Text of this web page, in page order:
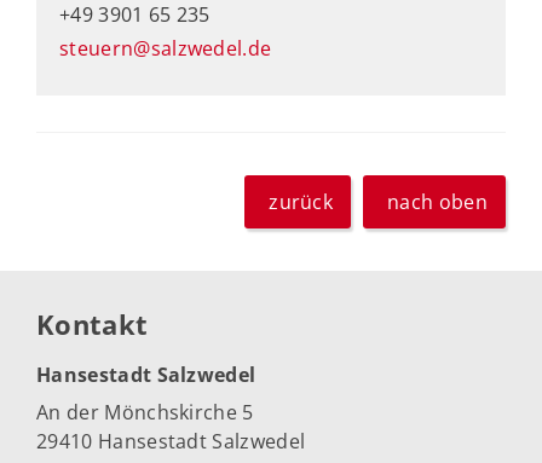
+49 3901 65 235
steuern@salzwedel.de
zurück nach oben
Kontakt
Hansestadt Salzwedel
An der Mönchskirche 5
29410 Hansestadt Salzwedel